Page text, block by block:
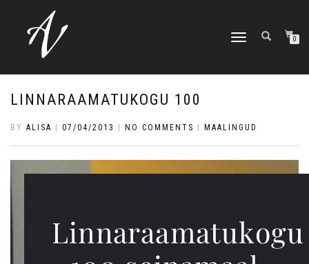
TOGGLE NAVIGATION0
LINNARAAMATUKOGU 100
BY ALISA 07/04/2013 NO COMMENTS MAALINGUD
Linnaraamatukogu